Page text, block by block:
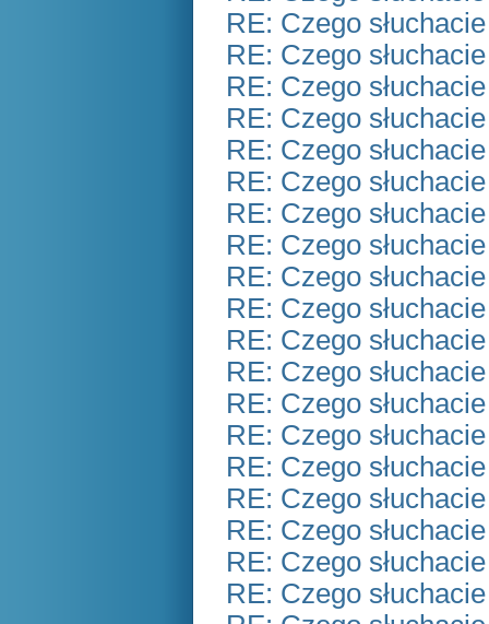
RE: Czego
RE: Czego
RE: Czego
RE: Czego
RE: Czego
RE: Czego
RE: Czego
RE: Czego
RE: Czego
RE: Czego
RE: Czego
RE: Czego
RE: Czego
RE: Czego
RE: Czego
RE: Czego
RE: Czego
RE: Czego
RE: Czego